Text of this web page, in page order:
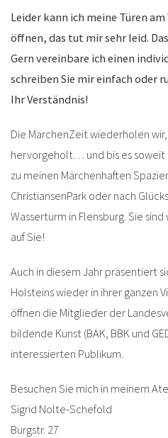
Leider kann ich meine Türen
öffnen, das tut mir sehr leid.
Gern vereinbare ich einen
schreiben Sie mir einfach oder
Ihr Verständnis!
Die MärchenZeit wiederholen
hervorgeholt… und bis es soweit
zu meinen Märchenhaften
ChristiansenPark oder nach
Wasserturm in Flensburg. Sie
auf Sie!
Auch in diesem Jahr präsentiert
Holsteins wieder in ihrer ganzen
öffnen die Mitglieder der
bildende Kunst (BAK, BBK und
interessierten Publikum.
Besuchen Sie mich in meinem
Sigrid Nolte-Schefold
Burgstr. 27